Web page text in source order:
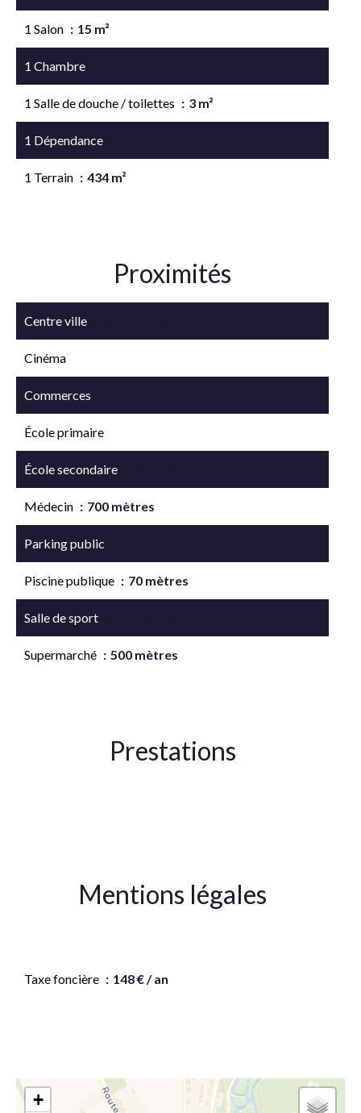
1 Salon 15 m²
1 Chambre
1 Salle de douche / toilettes 3 m²
1 Dépendance
1 Terrain 434 m²
Proximités
Centre ville
Cinéma
Commerces
École primaire
École secondaire
Médecin 700 mètres
Parking public
Piscine publique 70 mètres
Salle de sport
Supermarché 500 mètres
Prestations
Mentions légales
Taxe foncière 148 € / an
+